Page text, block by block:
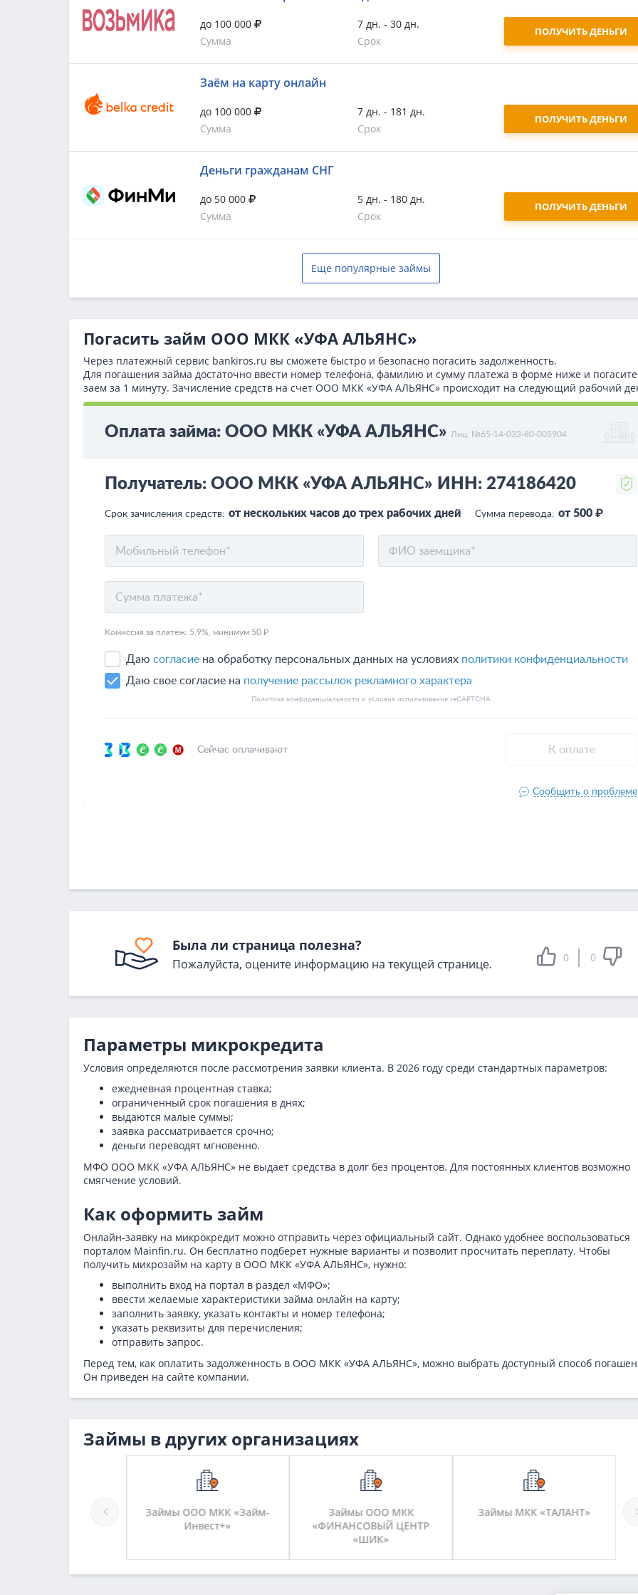
до 100 000
Сумма
7 дн. - 30 дн.
Срок
ПОЛУЧИТЬ ДЕНЬГИ
Заём на карту онлайн
до 100 000
Сумма
7 дн. - 181 дн.
Срок
ПОЛУЧИТЬ ДЕНЬГИ
Деньги гражданам СНГ
до 50 000
Сумма
5 дн. - 180 дн.
Срок
ПОЛУЧИТЬ ДЕНЬГИ
Еще популярные займы
Погасить займ ООО МКК «УФА АЛЬЯНС»
Через платежный сервис bаnkiros.ru вы сможете быстро и безопасно погасить задолженность.
Для погашения займа достаточно ввести номер телефона, фамилию и сумму платежа в форме ниже и погасите
заем за 1 минуту. Зачисление средств на счет ООО МКК «УФА АЛЬЯНС» происходит на следующий рабочий
Была ли страница полезна?
Пожалуйста, оцените информацию на текущей странице. 0 0
Параметры микрокредита
Условия определяются после рассмотрения заявки клиента. В 2026 году среди стандартных параметров:
ежедневная процентная ставка;
ограниченный срок погашения в днях;
выдаются малые суммы;
заявка рассматривается срочно;
деньги переводят мгновенно.
МФО ООО МКК «УФА АЛЬЯНС» не выдает средства в долг без процентов. Для постоянных клиентов возможно
смягчение условий.
Как оформить займ
Онлайн-заявку на микрокредит можно отправить через официальный сайт. Однако удобнее воспользоваться
порталом Mainfin.ru. Он бесплатно подберет нужные варианты и позволит просчитать переплату. Чтобы
получить микрозайм на карту в ООО МКК «УФА АЛЬЯНС», нужно:
выполнить вход на портал в раздел «МФО»;
ввести желаемые характеристики займа онлайн на карту;
заполнить заявку, указать контакты и номер телефона;
указать реквизиты для перечисления;
отправить запрос.
Перед тем, как оплатить задолженность в ООО МКК «УФА АЛЬЯНС», можно выбрать доступный способ
Он приведен на сайте компании.
Займы в других организациях
ООО «МКК Алекта»
Займы ООО МКК «Займ-
Инвест+»
Займы ООО МКК
«ФИНАНСОВЫЙ ЦЕНТР
«ШИК»
Займы МКК «ТАЛАНТ»